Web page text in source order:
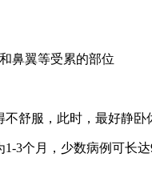
鼻翼等受累的部位
舒服，此时，最好静卧
3个月，少数病例可长达